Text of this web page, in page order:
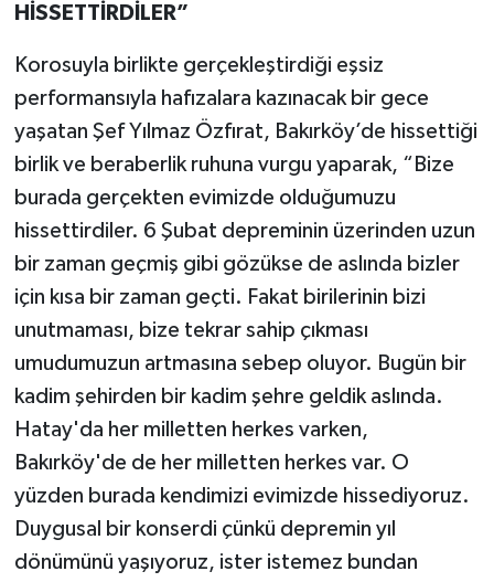
HİSSETTİRDİLER”
Korosuyla birlikte gerçekleştirdiği eşsiz
performansıyla hafızalara kazınacak bir gece
yaşatan Şef Yılmaz Özfırat, Bakırköy’de hissettiği
birlik ve beraberlik ruhuna vurgu yaparak, “Bize
burada gerçekten evimizde olduğumuzu
hissettirdiler. 6 Şubat depreminin üzerinden uzun
bir zaman geçmiş gibi gözükse de aslında bizler
için kısa bir zaman geçti. Fakat birilerinin bizi
unutmaması, bize tekrar sahip çıkması
umudumuzun artmasına sebep oluyor. Bugün bir
kadim şehirden bir kadim şehre geldik aslında.
Hatay'da her milletten herkes varken,
Bakırköy'de de her milletten herkes var. O
yüzden burada kendimizi evimizde hissediyoruz.
Duygusal bir konserdi çünkü depremin yıl
dönümünü yaşıyoruz, ister istemez bundan